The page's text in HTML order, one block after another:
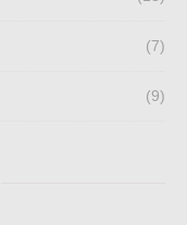
(7)
(9)